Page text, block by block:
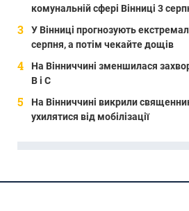
комунальній сфері Вінниці 3
У Вінниці прогнозують
серпня, а потім чекайте дощів
На Вінниччині зменшилася
В і С
На Вінниччині викрили
ухилятися від мобілізації